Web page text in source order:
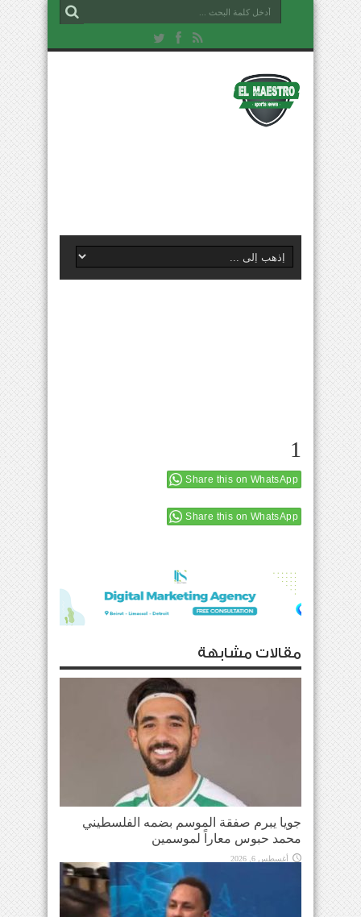
1
Share this on WhatsApp
Share this on WhatsApp
مقالات مشابهة
جويا يبرم صفقة الموسم بضمه الفلسطيني
محمد حبوس معاراً لموسمين
أغسطس 6, 2026